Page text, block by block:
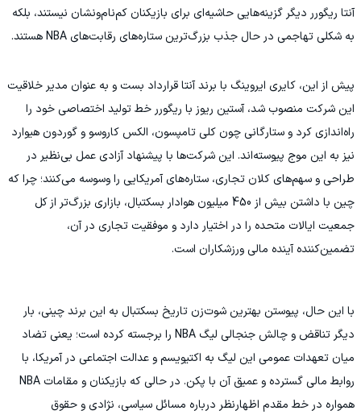
آنتا ریگورر دیگر گزینه‌هایی حاشیه‌ای برای بازیکنان کم‌نام‌ونشان نیستند، بلکه
به شکلی تهاجمی در حال جذب بزرگ‌ترین ستاره‌های رقابت‌های NBA هستند.
پیش از این، کایری ایروینگ با برند آنتا قرارداد بست و به عنوان مدیر خلاقیت
این شرکت منصوب شد، آستین ریوز با ریگورر خط تولید اختصاصی خود را
راه‌اندازی کرد و ستارگانی چون کلی تامپسون، الکس کاروسو و گوردون هیوارد
نیز به این موج پیوسته‌اند. این شرکت‌ها با پیشنهاد آزادی عمل بی‌نظیر در
طراحی و سهم‌های کلان تجاری، ستاره‌های آمریکایی را وسوسه می‌کنند؛ چرا که
چین با داشتن بیش از 450 میلیون هوادار بسکتبال، بازاری بزرگ‌تر از کل
جمعیت ایالات متحده را در اختیار دارد و موفقیت تجاری در آن،
تضمین‌کننده آینده مالی ورزشکاران است.
با این حال، پیوستن بهترین شوت‌زن تاریخ بسکتبال به این برند چینی، بار
دیگر تناقض و چالش جنجالی لیگ NBA را برجسته کرده است؛ یعنی تضاد
میان تعهدات عمومی این لیگ به اکتیویسم و عدالت اجتماعی در آمریکا، با
روابط مالی گسترده و عمیق آن با پکن. در حالی که بازیکنان و مقامات NBA
همواره در خط مقدم اظهارنظر درباره مسائل سیاسی، نژادی و حقوق